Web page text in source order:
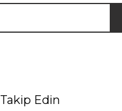
Takip Edin